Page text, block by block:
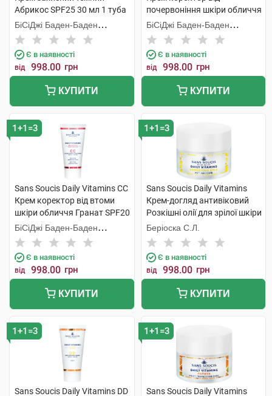
Абрикос SPF25 30 мл 1 туба
БіСіДжі Баден-Баден
Косметікс Груп Гмбх
Є в наявності
від 998.00 грн
КУПИТИ
почервоніння шкіри обличчя
Гранат SPF20 30 мл 1 туба
БіСіДжі Баден-Баден
Косметікс Груп Гмбх
Є в наявності
від 998.00 грн
КУПИТИ
1+1=3
Sans Soucis Daily Vitamins CC
Крем коректор від втоми
шкіри обличчя Гранат SPF20
30 мл 1 туба
БіСіДжі Баден-Баден
Косметікс Груп Гмбх
Є в наявності
від 998.00 грн
КУПИТИ
1+1=3
Sans Soucis Daily Vitamins
Крем-догляд антивіковий
Розкішні олії для зрілої шкіри
50 мл 1 банка
Беріоска С.Л.
Є в наявності
від 998.00 грн
КУПИТИ
1+1=3
Sans Soucis Daily Vitamins DD
1+1=3
Sans Soucis Daily Vitamins